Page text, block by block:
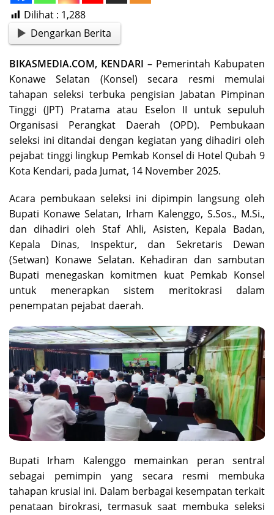
Dilihat : 1,288
Dengarkan Berita
BIKASMEDIA.COM, KENDARI – Pemerintah Kabupaten
Konawe Selatan (Konsel) secara resmi memulai
tahapan seleksi terbuka pengisian Jabatan Pimpinan
Tinggi (JPT) Pratama atau Eselon II untuk sepuluh
Organisasi Perangkat Daerah (OPD). Pembukaan
seleksi ini ditandai dengan kegiatan yang dihadiri oleh
pejabat tinggi lingkup Pemkab Konsel di Hotel Qubah 9
Kota Kendari, pada Jumat, 14 November 2025.
Acara pembukaan seleksi ini dipimpin langsung oleh
Bupati Konawe Selatan, Irham Kalenggo, S.Sos., M.Si.,
dan dihadiri oleh Staf Ahli, Asisten, Kepala Badan,
Kepala Dinas, Inspektur, dan Sekretaris Dewan
(Setwan) Konawe Selatan. Kehadiran dan sambutan
Bupati menegaskan komitmen kuat Pemkab Konsel
untuk menerapkan sistem meritokrasi dalam
penempatan pejabat daerah.
Bupati Irham Kalenggo memainkan peran sentral
sebagai pemimpin yang secara resmi membuka
tahapan krusial ini. Dalam berbagai kesempatan terkait
penataan birokrasi, termasuk saat membuka seleksi